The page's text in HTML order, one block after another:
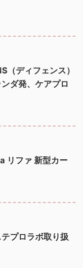
（ディフェンス）
ダ発、ケアプロ
リファ 新型カー
テプロラボ取り扱